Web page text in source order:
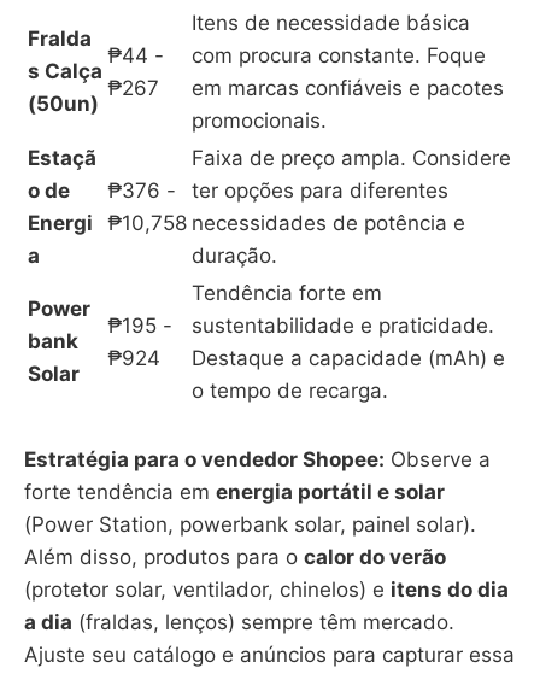
Fralda
s Calça
(50un)
₱44 -
₱267
Itens de necessidade básica
com procura constante. Foque
em marcas confiáveis e pacotes
promocionais.
Estaçã
o de
Energi
a
₱376 -
₱10,758
Faixa de preço ampla. Considere
ter opções para diferentes
necessidades de potência e
duração.
Power
bank
Solar
₱195 -
₱924
Tendência forte em
sustentabilidade e praticidade.
Destaque a capacidade (mAh) e
o tempo de recarga.
Estratégia para o vendedor Shopee: Observe a
forte tendência em energia portátil e solar
(Power Station, powerbank solar, painel solar).
Além disso, produtos para o calor do verão
(protetor solar, ventilador, chinelos) e itens do dia
a dia (fraldas, lenços) sempre têm mercado.
Ajuste seu catálogo e anúncios para capturar essa